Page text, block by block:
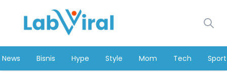
News Bisnis Hype Style Mom Tech Sport